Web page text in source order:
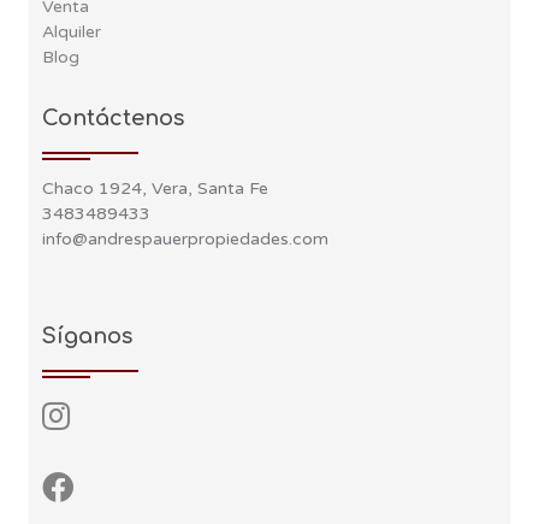
Venta
Alquiler
Blog
Contáctenos
Chaco 1924, Vera, Santa Fe
3483489433
info@andrespauerpropiedades.com
Síganos